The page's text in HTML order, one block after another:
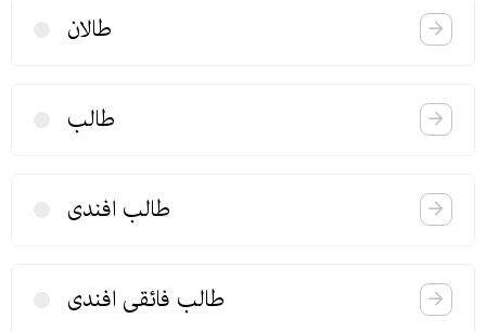
طالان
طالب
طالب افندی
طالب فائقی افندی